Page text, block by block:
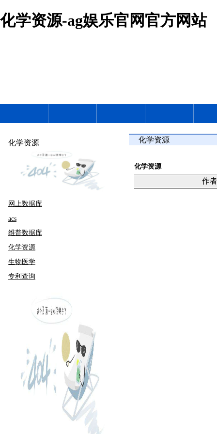
化学资源-ag娱乐官网官方网站
化学资源
网上数据库
acs
维普数据库
化学资源
生物医学
专利查询
化学资源
化学资源
作